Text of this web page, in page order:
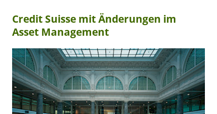
Credit Suisse mit Änderungen im
Asset Management